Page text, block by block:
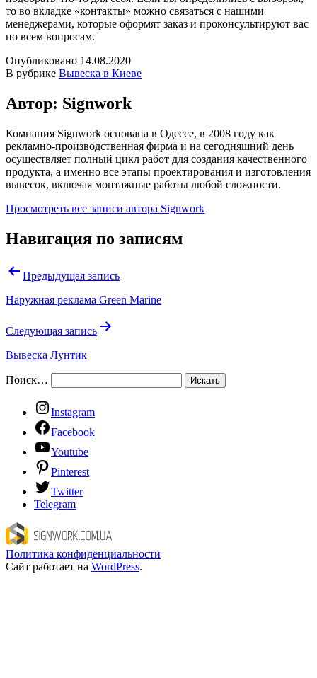
то во вкладке «контакты» можно связаться с нашими
менеджерами, которые оформят заказ и проконсультируют вас
по всем вопросам.
Опубликовано 14.08.2020
В рубрике Вывеска в Киеве
Автор: Signwork
Компания Signwork основана в Одессе, в 2008 году как
рекламно-производственная фирма и на сегодняшний день
осуществляет полный цикл работ для создания качественного
продукта, а именно все этапы проектирования и изготовления
вывесок, включая монтажные работы любой сложности.
Просмотреть все записи автора Signwork
Навигация по записям
Предыдущая запись
Наружная реклама Green Marine
Следующая запись
Вывеска Лунтик
Поиск…
Instagram
Facebook
Youtube
Pinterest
Twitter
Telegram
Политика конфиденциальности
Сайт работает на WordPress.